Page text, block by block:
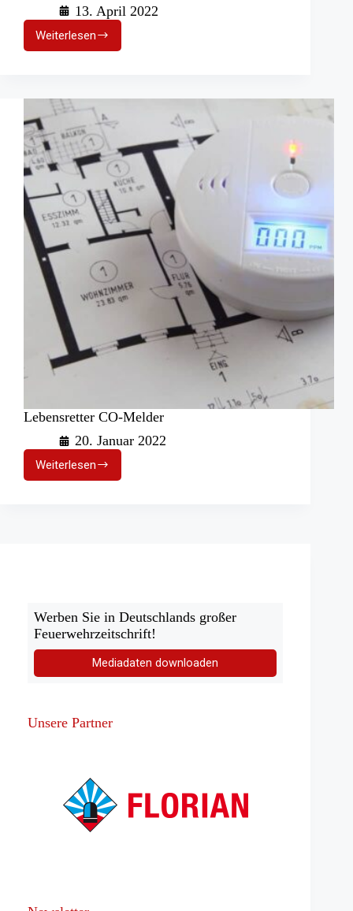
13. April 2022
WeiterlesenÜbergreifender
Wohnungsbrand:
nach
Fenstersturz
Lebensretter CO-Melder
20. Januar 2022
WeiterlesenLebensretter
CO-
Werben Sie in Deutschlands großer
Feuerwehrzeitschrift!
Mediadaten downloaden
Unsere Partner